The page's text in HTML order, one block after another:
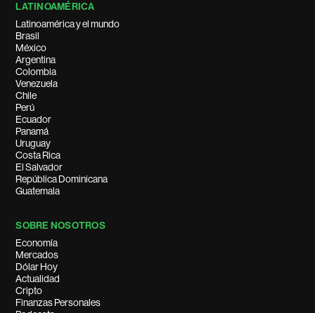
LATINOAMÉRICA
Latinoamérica y el mundo
Brasil
México
Argentina
Colombia
Venezuela
Chile
Perú
Ecuador
Panamá
Uruguay
Costa Rica
El Salvador
República Dominicana
Guatemala
SOBRE NOSOTROS
Economía
Mercados
Dólar Hoy
Actualidad
Cripto
Finanzas Personales